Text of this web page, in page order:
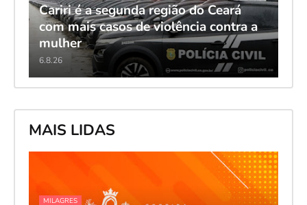
Cariri é a segunda região do Ceará
com mais casos de violência contra a
mulher
6.8.26
MAIS LIDAS
MILAGRES